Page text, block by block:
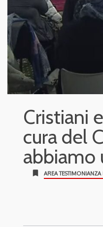
Cristiani
cura del
abbiamo
bookmark AREA